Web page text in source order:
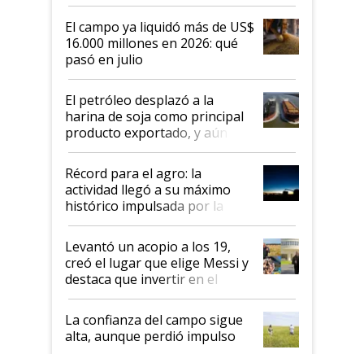
El campo ya liquidó más de US$
16.000 millones en 2026: qué
pasó en julio
El petróleo desplazó a la
harina de soja como principal
producto exportado, y aún así
el agro aportó casi seis de cada
diez dólares y sostuvo el
liderazgo en un semestre
récord
Récord para el agro: la
actividad llegó a su máximo
histórico impulsada por la
cosecha y las exportaciones
Levantó un acopio a los 19,
creó el lugar que elige Messi y
destaca que invertir en el
kirchnerismo era como "darle
plata a un hijo para droga":
Juan Félix Rossetti, el libertario
que de una dura crisis salió
La confianza del campo sigue
alta, aunque perdió impulso